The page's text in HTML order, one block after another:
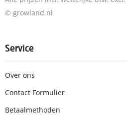
© growland.nl
Service
Over ons
Contact Formulier
Betaalmethoden